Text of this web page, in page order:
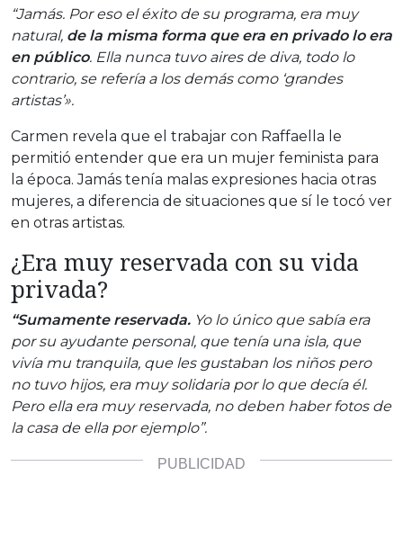
“Jamás. Por eso el éxito de su programa, era muy
natural, de la misma forma que era en privado lo era
en público. Ella nunca tuvo aires de diva, todo lo
contrario, se refería a los demás como ‘grandes
artistas’».
Carmen revela que el trabajar con Raffaella le
permitió entender que era un mujer feminista para
la época. Jamás tenía malas expresiones hacia otras
mujeres, a diferencia de situaciones que sí le tocó ver
en otras artistas.
¿Era muy reservada con su vida
privada?
“Sumamente reservada. Yo lo único que sabía era
por su ayudante personal, que tenía una isla, que
vivía mu tranquila, que les gustaban los niños pero
no tuvo hijos, era muy solidaria por lo que decía él.
Pero ella era muy reservada, no deben haber fotos de
la casa de ella por ejemplo”.